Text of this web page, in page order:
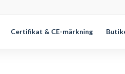
Certifikat & CE-märkning